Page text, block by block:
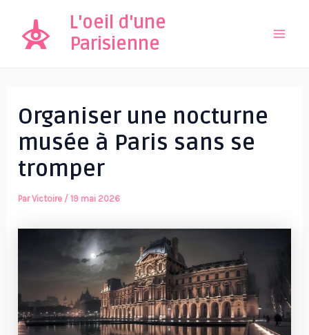
contenu
L'oeil d'une
Parisienne
Organiser une nocturne
musée à Paris sans se
tromper
ParVictoire /19 mai 2026